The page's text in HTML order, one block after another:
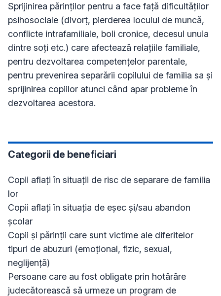
Sprijinirea părinţilor pentru a face faţă dificultăţilor
psihosociale (divorţ, pierderea locului de muncă,
conflicte intrafamiliale, boli cronice, decesul unuia
dintre soţi etc.) care afectează relaţiile familiale,
pentru dezvoltarea competenţelor parentale,
pentru prevenirea separării copilului de familia sa şi
sprijinirea copiilor atunci când apar probleme în
dezvoltarea acestora.
Categorii de beneficiari
Copii aflaţi în situaţii de risc de separare de familia
lor
Copii aflaţi în situaţia de eşec şi/sau abandon
şcolar
Copii şi părinţii care sunt victime ale diferitelor
tipuri de abuzuri (emoţional, fizic, sexual,
neglijenţă)
Persoane care au fost obligate prin hotărăre
judecătorească să urmeze un program de